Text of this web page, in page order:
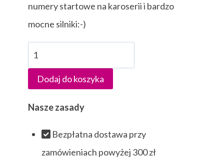
numery startowe na karoserii i bardzo
mocne silniki:-)
ilość
Auta
resoraki
6
Dodaj do koszyka
Nasze zasady
Bezpłatna dostawa przy
zamówieniach powyżej 300 zł